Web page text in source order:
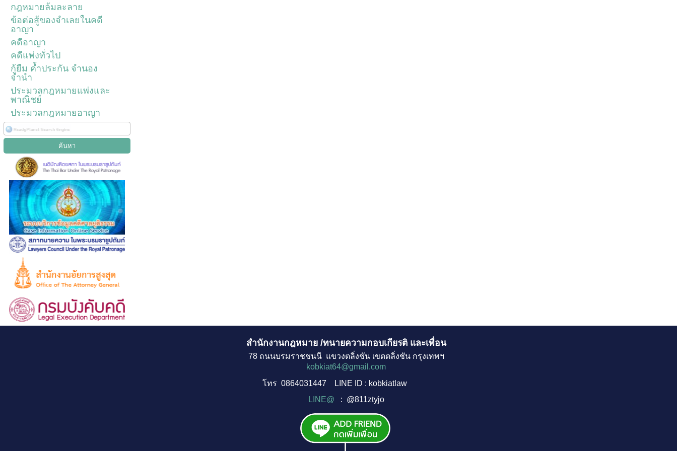
กฎหมายล้มละลาย
ข้อต่อสู้ของจำเลยในคดี
อาญา
คดีอาญา
คดีแพ่งทั่วไป
กู้ยืม ค้ำประกัน จำนอง
จำนำ
ประมวลกฎหมายแพ่งและ
พาณิชย์
ประมวลกฎหมายอาญา
สำนักงานกฎหมาย /ทนายความกอบเกียรติ และเพื่อน
78 ถนนบรมราชชนนี แขวงตลิ่งชัน เขตตลิ่งชัน กรุงเทพฯ
kobkiat64@gmail.com
โทร 0864031447
LINE ID : kobkiatlaw
LINE@
: @811ztyjo